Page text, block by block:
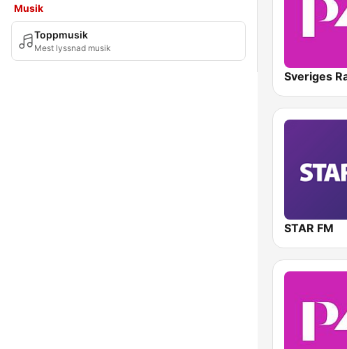
Musik
Toppmusik
Mest lyssnad musik
STAR FM